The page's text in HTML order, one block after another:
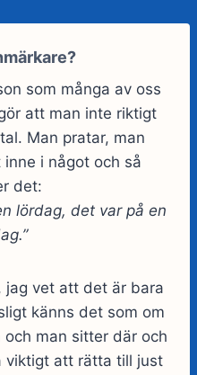
som många av oss
att man inte riktigt
Man pratar, man
i något och så
det:
lördag, det var på en
jag vet att det är bara
känns det som om
man sitter där och
viktigt att rätta till just